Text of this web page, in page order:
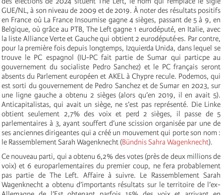
GUE/NL, à son niveau de 2009 et de 2019. À noter des résultats positifs
en France où La France Insoumise gagne 4 sièges, passant de 5 à 9, en
Belgique, où grâce au PTB, The Left gagne 1 eurodéputé, en Italie, avec
la liste Alliance Verte et Gauche qui obtient 2 eurodéputé·es. Par contre,
pour la première fois depuis longtemps, Izquierda Unida, dans lequel se
trouve le PC espagnol (IU-PC fait partie de Sumar qui particpe au
gouvernement du socialiste Pedro Sanchez) et le PC français seront
absents du Parlement européen et AKEL à Chypre recule. Podemos, qui
est sorti du gouvernement de Pedro Sanchez et de Sumar en 2023, sur
une ligne gauche a obtenu 2 sièges (alors qu’en 2019, il en avait 5).
Anticapitalistas, qui avait un siège, ne s’est pas représenté. Die Linke
obtient seulement 2,7% des voix et perd 2 sièges, il passe de 5
parlementaires à 3, ayant souffert d’une scission organisée par une de
ses anciennes dirigeantes qui a créé un mouvement qui porte son nom :
le Rassemblement Sarah Wagenknecht (Bündnis Sahra Wagenknecht).
Ce nouveau parti, qui a obtenu 6,2% des votes (près de deux millions de
voix) et 6 europarlementaires du premier coup, ne fera probablement
pas partie de The Left. Affaire à suivre. Le Rassemblement Sarah
Wagenknecht a obtenu d’importants résultats sur le territoire de l’ex-